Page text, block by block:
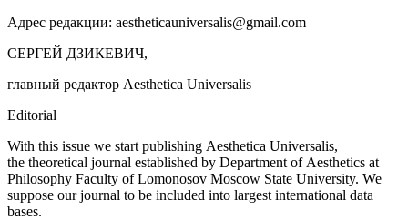
Адрес редакции: aestheticauniversalis@gmail.com
СЕРГЕЙ ДЗИКЕВИЧ,
главный редактор Aesthetica Universalis
Editorial
With this issue we start publishing Aesthetica Universalis,
the theoretical journal established by Department of Aesthetics at
Philosophy Faculty of Lomonosov Moscow State University. We
suppose our journal to be included into largest international data
bases.